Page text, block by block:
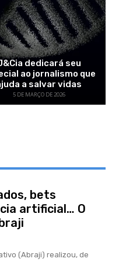
dedicará seu
ao jornalismo que
a salvar vidas
5 DE MARÇO DE 2026
bets
artificial… O
(Abraji) realizou, de